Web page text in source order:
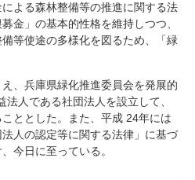
による森林整備等の推進に関する法
金」の基本的性格を維持しつつ、
等使途の多様化を図るため、「緑
え、兵庫県緑化推進委員会を発展的
人である社団法人を設立して、
ととした。また、平成 24年には
法人の認定等に関する法律」に基づ
今日に至っている。